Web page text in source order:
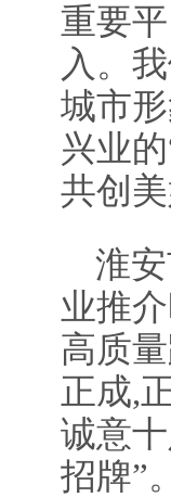
重要
入。
城市
兴业
共创美
淮
业推
高质
正成,
诚意
招牌”